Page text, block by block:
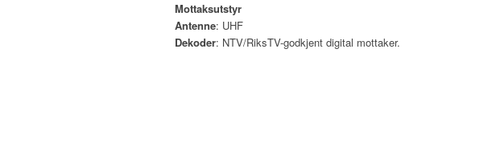
Mottaksutstyr
Antenne: UHF
Dekoder: NTV/RiksTV-godkjent digital mottaker.